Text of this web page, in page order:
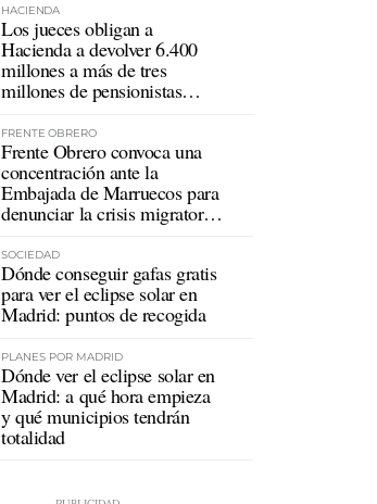
HACIENDA
Los jueces obligan a
Hacienda a devolver 6.400
millones a más de tres
millones de pensionistas
FRENTE OBRERO
Frente Obrero convoca una
concentración ante la
Embajada de Marruecos para
denunciar la crisis migratoria
SOCIEDAD
Dónde conseguir gafas gratis
para ver el eclipse solar en
Madrid: puntos de recogida
PLANES POR MADRID
Dónde ver el eclipse solar en
Madrid: a qué hora empieza
y qué municipios tendrán
totalidad